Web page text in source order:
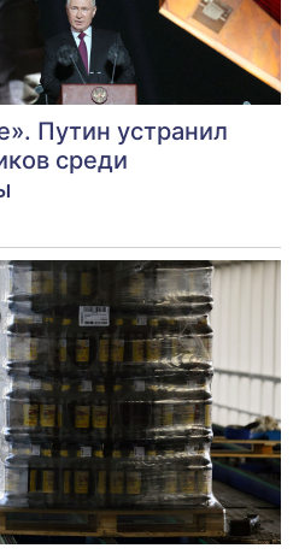
Путин устранил
среди